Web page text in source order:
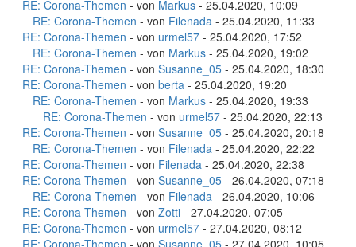
RE: Corona-Themen - von Markus - 25.04.2020, 10:09
RE: Corona-Themen - von Filenada - 25.04.2020, 11:33
RE: Corona-Themen - von urmel57 - 25.04.2020, 17:52
RE: Corona-Themen - von Markus - 25.04.2020, 19:02
RE: Corona-Themen - von Susanne_05 - 25.04.2020, 18:30
RE: Corona-Themen - von berta - 25.04.2020, 19:20
RE: Corona-Themen - von Markus - 25.04.2020, 19:33
RE: Corona-Themen - von urmel57 - 25.04.2020, 22:13
RE: Corona-Themen - von Susanne_05 - 25.04.2020, 20:18
RE: Corona-Themen - von Filenada - 25.04.2020, 22:22
RE: Corona-Themen - von Filenada - 25.04.2020, 22:38
RE: Corona-Themen - von Susanne_05 - 26.04.2020, 07:18
RE: Corona-Themen - von Filenada - 26.04.2020, 10:06
RE: Corona-Themen - von Zotti - 27.04.2020, 07:05
RE: Corona-Themen - von urmel57 - 27.04.2020, 08:12